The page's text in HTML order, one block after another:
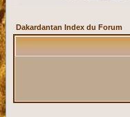
Dakardantan Index du Forum